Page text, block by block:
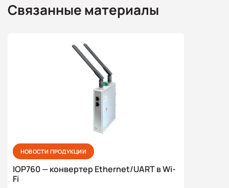
Связанные материалы
НОВОСТИ ПРОДУКЦИИ
IOP760 — конвертер Ethernet/UART в Wi-
Fi